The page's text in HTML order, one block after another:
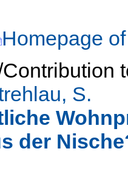
Homepage
S.
der